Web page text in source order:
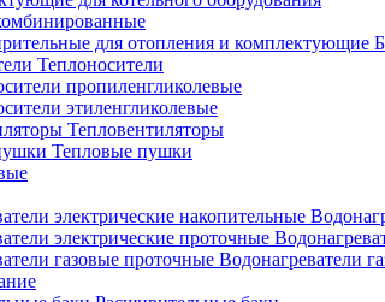
Теплоносители
пропиленгликолевые
этиленгликолевые
Тепловентиляторы
Тепловые пушки
Водонагреватели